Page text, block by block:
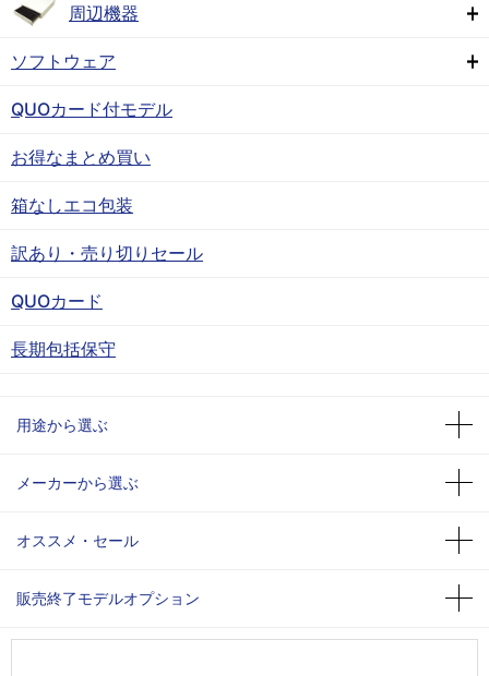
周辺機器
ソフトウェア
QUOカード付モデル
お得なまとめ買い
箱なしエコ包装
訳あり・売り切りセール
QUOカード
長期包括保守
用途から選ぶ
メーカーから選ぶ
オススメ・セール
販売終了モデルオプション